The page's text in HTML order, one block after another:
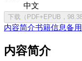
中文
下载（PDF+EPUB，98.38
内容简介书籍信息备
内容简介